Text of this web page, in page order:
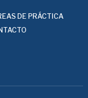
DE PRÁCTICA